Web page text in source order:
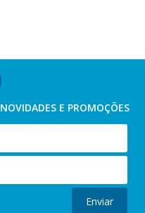
NOVIDADES E PROMOÇÕES
Enviar